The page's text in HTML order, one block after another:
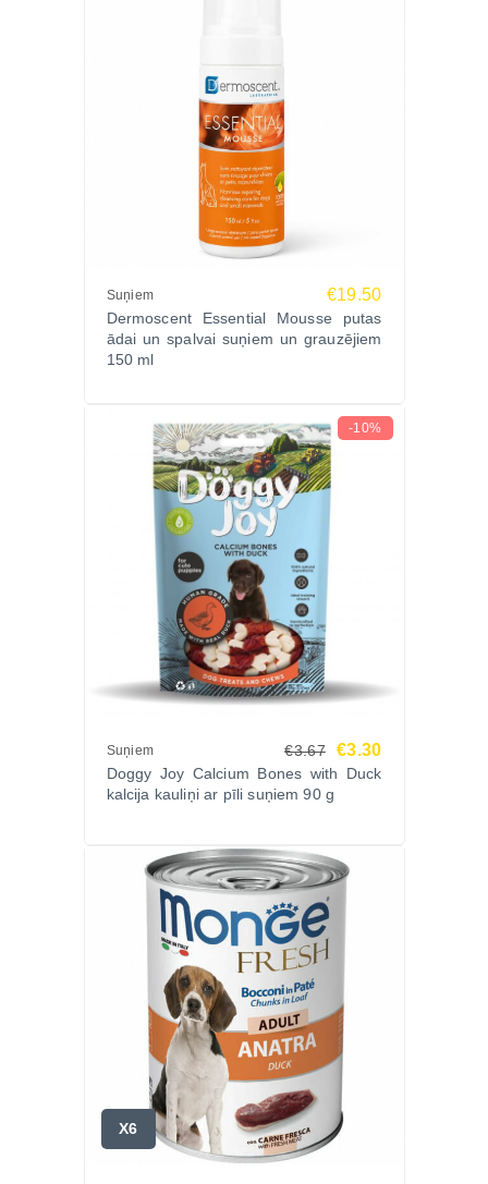
Suņiem €19.50
Dermoscent Essential Mousse putas
ādai un spalvai suņiem un grauzējiem
150 ml
-10%
Suņiem €3.67 €3.30
Doggy Joy Calcium Bones with Duck
kalcija kauliņi ar pīli suņiem 90 g
X6